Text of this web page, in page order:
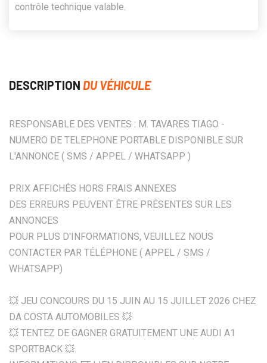
contrôle technique valable.
DESCRIPTION DU VÉHICULE
RESPONSABLE DES VENTES : M. TAVARES TIAGO -
NUMERO DE TELEPHONE PORTABLE DISPONIBLE SUR
L'ANNONCE ( SMS / APPEL / WHATSAPP )
PRIX AFFICHÉS HORS FRAIS ANNEXES
DES ERREURS PEUVENT ÊTRE PRÉSENTES SUR LES
ANNONCES
POUR PLUS D'INFORMATIONS, VEUILLEZ NOUS
CONTACTER PAR TÉLÉPHONE ( APPEL / SMS /
WHATSAPP)
💥 JEU CONCOURS DU 15 JUIN AU 15 JUILLET 2026 CHEZ
DA COSTA AUTOMOBILES 💥
💥 TENTEZ DE GAGNER GRATUITEMENT UNE AUDI A1
SPORTBACK 💥